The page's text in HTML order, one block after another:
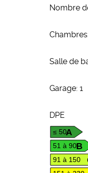
Nombre
Salle de
Garage: 1
DPE
A
≤ 50
B
51 à 90
91 à 150